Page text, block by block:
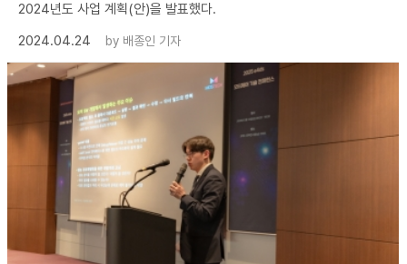
2024년도 사업 계획(안)을 발표했다.
2024.04.24
by 배종인 기자